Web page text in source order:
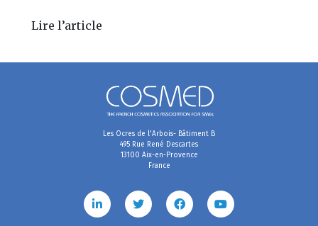
Lire l’article
Les Ocres de l'Arbois- Bâtiment B
495 Rue René Descartes
13100 Aix-en-Provence
France